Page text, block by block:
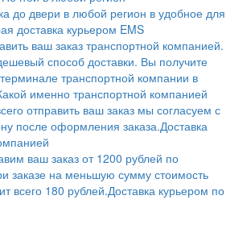
до двери в любой регион в удобное для
доставка курьером EMS
ваш заказ транспортной компанией.
способ доставки. Вы получите
транспортной компании в
именно транспортной компанией
отправить ваш заказ мы согласуем с
после оформления заказа.Доставка
ваш заказ от 1200 рублей по
заказе на меньшую сумму стоимость
всего 180 рублей.Доставка курьером по